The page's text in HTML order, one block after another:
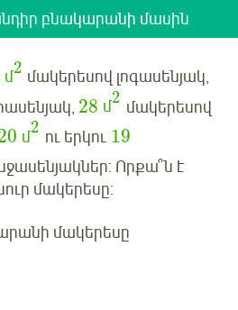
բնակարանի մասին
մ2 մակերեսով լոգասենյակ,
28 մ2 մակերեսով
մ2 ու երկու 19
Որքա՞ն է
մակերեսը:
մակերեսը